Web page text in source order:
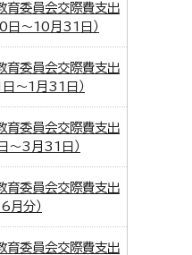
育委員会交際費支出
日～10月31日）
育委員会交際費支出
～1月31日）
育委員会交際費支出
～3月31日）
育委員会交際費支出
月分）
育委員会交際費支出